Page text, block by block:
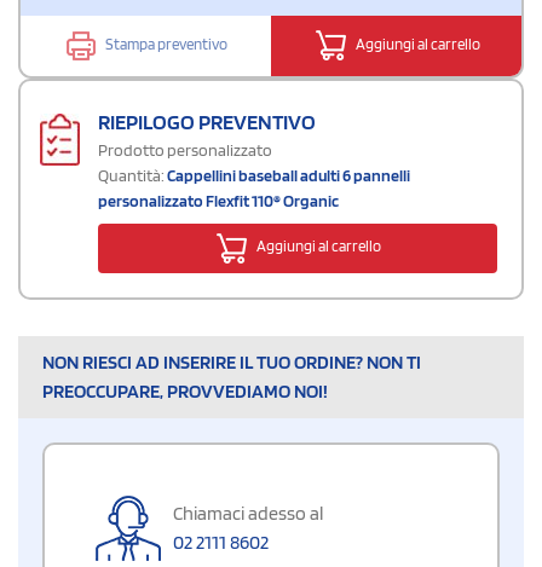
Stampa preventivo Aggiungi al carrello
RIEPILOGO PREVENTIVO
Prodotto personalizzato
Quantità:Cappellini baseball adulti 6 pannelli
personalizzato Flexfit 110® Organic
Aggiungi al carrello
NON RIESCI AD INSERIRE IL TUO ORDINE? NON TI
PREOCCUPARE, PROVVEDIAMO NOI!
Chiamaci adesso al
02 2111 8602